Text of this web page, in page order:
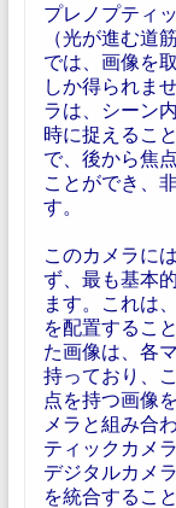
プレノプティ
（光が進む道
では、画像を
しか得られま
ラは、シーン
時に捉えるこ
で、後から焦
ことができ、
す。
このカメラに
ず、最も基本
ます。これは
を配置するこ
た画像は、各
持っており、
点を持つ画像
メラと組み合
ティックカメ
デジタルカメ
を統合するこ